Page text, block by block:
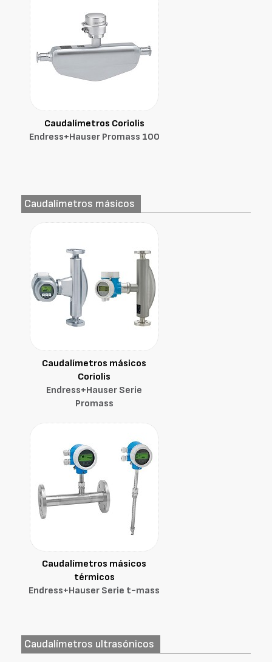
Caudalímetros Coriolis
Endress+Hauser Promass 100
Caudalímetros másicos
Caudalímetros másicos
Coriolis
Endress+Hauser Serie
Promass
Caudalímetros másicos
térmicos
Endress+Hauser Serie t-mass
Caudalímetros ultrasónicos